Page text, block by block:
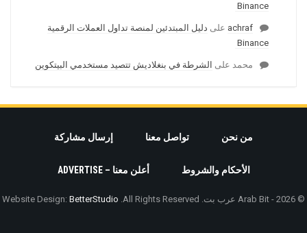
Binance
achraf على دليل المبتدئين لمنصة تداول العملات الرقمية
Binance
محمد على الشرطة في بنغلاديش تتصيد مستخدمي البيتكوين
من نحن تواصل معنا إرسال مشاركة
الأحكام والشروط أعلن معنا – ADVERTISE
© 2026 - Arab Bit عرب بت. All Rights Reserved. Website Design: BetterStudio